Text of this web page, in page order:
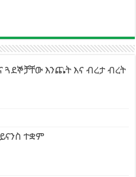
ጓደኞቻቸው እንጨት እና ብረታ ብረት
ተቋም